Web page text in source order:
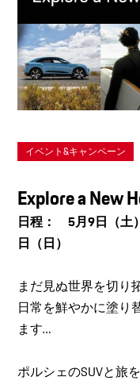
イベント&キャンペーン
Explore a New
日程： 5月9日（土
日（日）
まだ見ぬ世界を切り
日常を鮮やかに塗り
ます…
ポルシェのSUVと旅